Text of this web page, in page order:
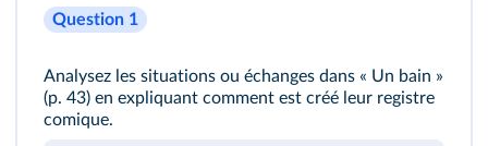
Question 1
Analysez les situations ou échanges dans « Un bain »
(p. 43) en expliquant comment est créé leur registre
comique.